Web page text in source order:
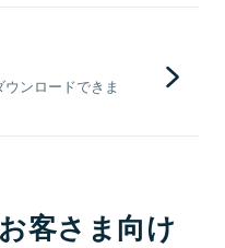
ンロードできま
客さま向け